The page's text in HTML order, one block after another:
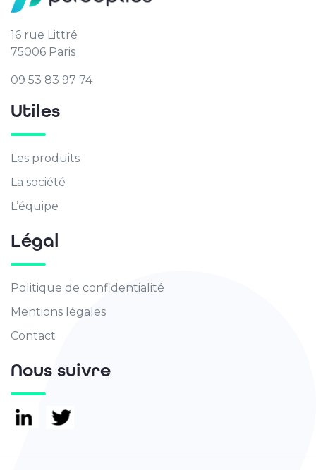
16 rue Littré
75006 Paris
09 53 83 97 74
Utiles
Les produits
La société
L’équipe
Légal
Politique de confidentialité
Mentions légales
Contact
Nous suivre